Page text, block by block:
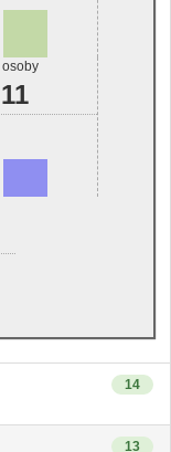
osoby
11
14
13